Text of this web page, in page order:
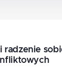
radzenie